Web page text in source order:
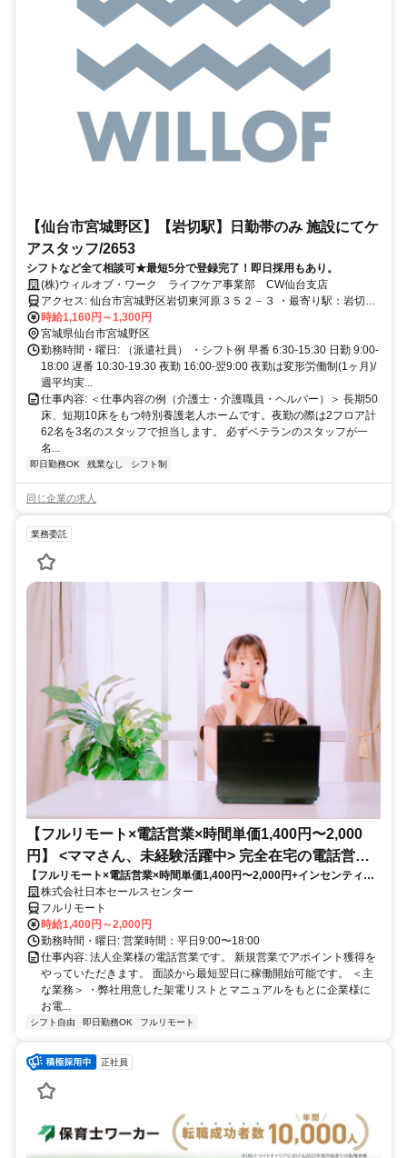
【仙台市宮城野区】【岩切駅】日勤帯のみ 施設にてケ
アスタッフ/2653
シフトなど全て相談可★最短5分で登録完了！即日採用もあり。
(株)ウィルオブ・ワーク ライフケア事業部 CW仙台支店
アクセス: 仙台市宮城野区岩切東河原３５２－３ ・最寄り駅：岩切駅
より徒歩6分 ★マイカー通勤可能です！
時給1,160円～1,300円
宮城県仙台市宮城野区
勤務時間・曜日: （派遣社員） ・シフト例 早番 6:30-15:30 日勤 9:00-
18:00 遅番 10:30-19:30 夜勤 16:00-翌9:00 夜勤は変形労働制(1ヶ月)/
週平均実...
仕事内容: ＜仕事内容の例（介護士・介護職員・ヘルパー）＞ 長期50
床、短期10床をもつ特別養護老人ホームです。夜勤の際は2フロア計
62名を3名のスタッフで担当します。 必ずベテランのスタッフが一
名...
即日勤務OK 残業なし シフト制
同じ企業の求人
業務委託
【フルリモート×電話営業×時間単価1,400円〜2,000
円】 <ママさん、未経験活躍中> 完全在宅の電話営業
で家庭と仕事の両立を実現
【フルリモート×電話営業×時間単価1,400円〜2,000円+インセンティブ
あり】 ＜ママさん、未経験活躍中＞ 完全在宅の電話営業で家庭と仕事の
両立を実現
株式会社日本セールスセンター
フルリモート
時給1,400円～2,000円
勤務時間・曜日: 営業時間：平日9:00〜18:00
仕事内容: 法人企業様の電話営業です。 新規営業でアポイント獲得を
やっていただきます。 面談から最短翌日に稼働開始可能です。 ＜主
な業務＞ ・弊社用意した架電リストとマニュアルをもとに企業様に
お電...
シフト自由 即日勤務OK フルリモート
正社員